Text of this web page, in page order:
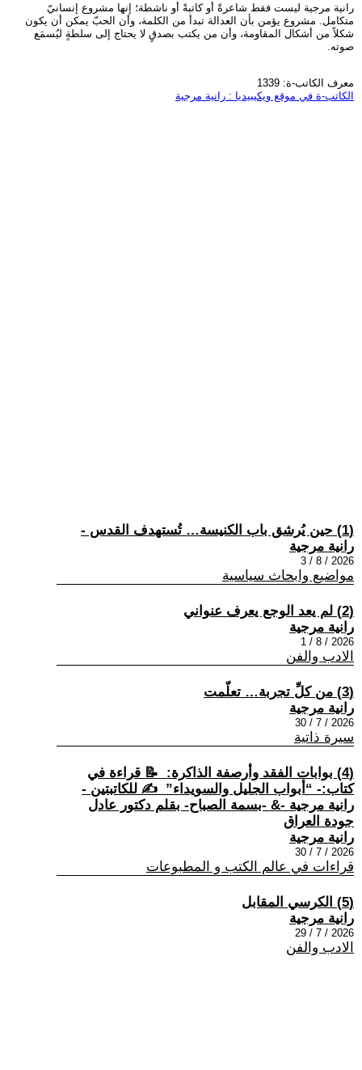
رانية مرجية ليست فقط شاعرةً أو كاتبةً أو ناشطة؛ إنها مشروع إنسانيّ
متكامل. مشروع يؤمن بأن العدالة تبدأ من الكلمة، وأن الحبّ يمكن أن يكون
شكلاً من أشكال المقاومة، وأن من يكتب بصدقٍ لا يحتاج إلى سلطةٍ ليُسمَع
صوته.
معرف الكاتب-ة: 1339
الكاتب-ة في موقع ويكيبيديا : رانية مرجية
(1) حين يُرشق باب الكنيسة… تُستهدف القدس -
رانية مرجية
2026 / 8 / 3
مواضيع وابحاث سياسية
(2) لم يعد الوجع يعرف عنواني
رانية مرجية
2026 / 8 / 1
الادب والفن
(3) من كلِّ تجربة… تعلّمت
رانية مرجية
2026 / 7 / 30
سيرة ذاتية
(4) بوابات الفقد وأرصفة الذاكرة: ‏ ‏📝 قراءة في
كتاب:- “أبواب الجليل والسويداء” ‏ ‏✍ للكاتبتين -
رانية مرجية -& -بسمة الصباح- ‏بقلم دكتور عادل
جودة العراق
رانية مرجية
2026 / 7 / 30
قراءات في عالم الكتب و المطبوعات
(5) الكرسي المقابل
رانية مرجية
2026 / 7 / 29
الادب والفن